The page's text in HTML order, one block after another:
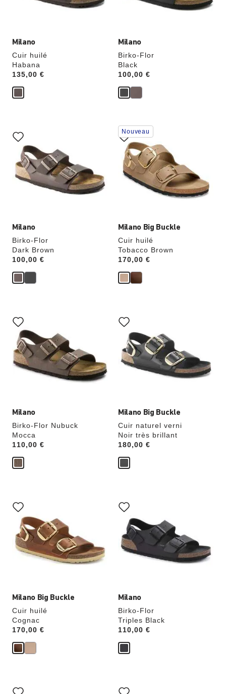
Milano
Cuir huilé
Habana
Price:
135,00 €
Milano
Birko-Flor
Black
Price:
100,00 €
Milano
Birko-Flor
Dark Brown
Price:
100,00 €
sur
les
échantillons
de
couleurs
modifiera
Milano Big Buckle
Cuir huilé
Tobacco Brown
Price:
170,00 €
Cliquer
sur
les
échantillons
couleurs
modifiera
Nouveau
Milano
Birko-Flor Nubuck
Mocca
Price:
110,00 €
sur
les
échantillons
de
couleurs
modifiera
l’image
Milano Big Buckle
Cuir naturel verni
Noir très brillant
Price:
180,00 €
sur
les
échantillons
de
couleurs
modifiera
Milano Big Buckle
Cuir huilé
Cognac
Price:
170,00 €
sur
les
échantillons
de
couleurs
modifiera
l’image
Milano
Birko-Flor
Triples Black
Price:
110,00 €
sur
les
échantillons
couleurs
modifiera
sur
sur